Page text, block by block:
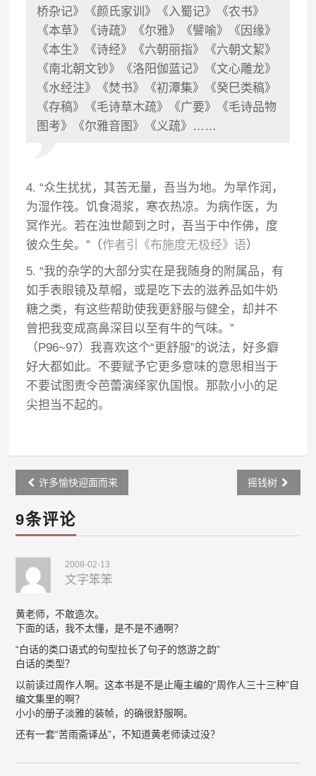
桥杂记》《颜氏家训》《入蜀记》《农书》
《本草》《诗疏》《尔雅》《譬喻》《因缘》
《本生》《诗经》《六朝丽指》《六朝文絜》
《南北朝文钞》《洛阳伽蓝记》《文心雕龙》
《水经注》《焚书》《初潭集》《癸巳类稿》
《存稿》《毛诗草木疏》《广要》《毛诗品物
图考》《尔雅音图》《义疏》……
4. “众生扰扰，其苦无量，吾当为地。为旱作润，
为湿作筏。饥食渴浆，寒衣热凉。为病作医，为
冥作光。若在浊世颠到之时，吾当于中作佛，度
彼众生矣。”（作者引《布施度无极经》语）
5. “我的杂学的大部分实在是我随身的附属品，有
如手表眼镜及草帽，或是吃下去的滋养品如牛奶
糖之类，有这些帮助使我更舒服与健全，却并不
曾把我变成高鼻深目以至有牛的气味。”
（P96~97）我喜欢这个“更舒服”的说法，好多癖
好大都如此。不要赋予它更多意味的意思相当于
不要试图责令芭蕾演绎家仇国恨。那款小小的足
尖担当不起的。
Post
navigation
许多愉快迎面而来 摇钱树
9条评论
2008-02-13
文字笨笨
黄老师，不敢造次。
下面的话，我不太懂，是不是不通啊？
“白话的类口语式的句型拉长了句子的悠游之韵”
白话的类型？
以前读过周作人啊。这本书是不是止庵主编的“周作人三十三种”自
编文集里的啊？
小小的册子淡雅的装帧，的确很舒服啊。
还有一套“苦雨斋译丛”，不知道黄老师读过没？